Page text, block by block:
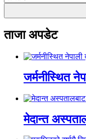
ताजा अपडेट
जर्मनीस्थित
मेदान्त